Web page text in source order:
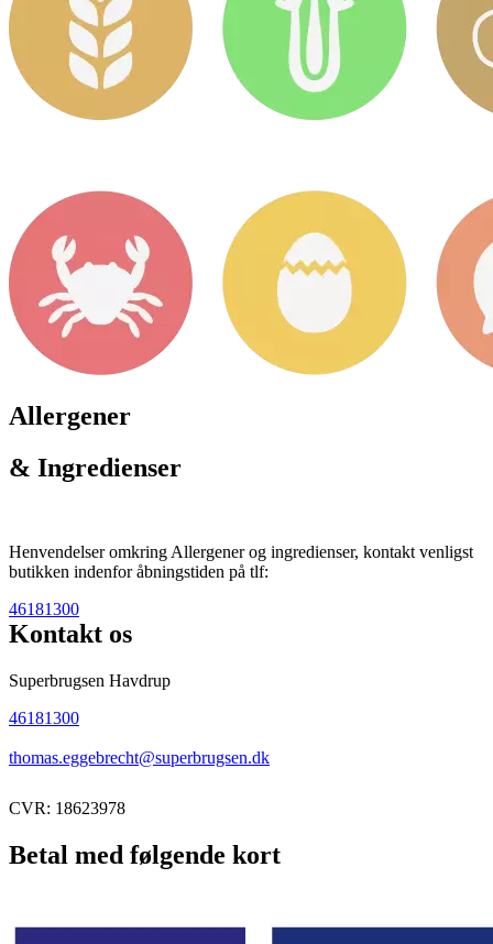
Allergener
& Ingredienser
Henvendelser omkring Allergener og ingredienser, kontakt venligst
butikken indenfor åbningstiden på tlf:
46181300
Kontakt os
Superbrugsen Havdrup
46181300
thomas.eggebrecht@superbrugsen.dk
CVR: 18623978
Betal med følgende kort